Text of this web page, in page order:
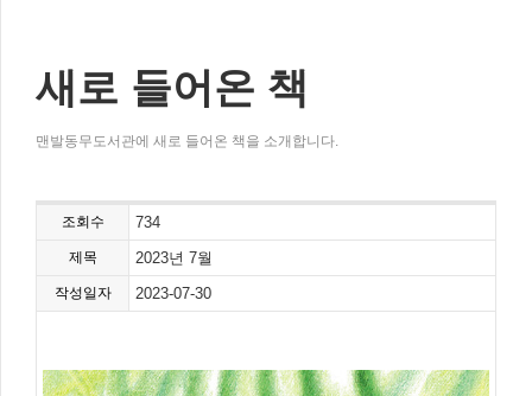
새로 들어온 책
맨발동무도서관에 새로 들어온 책을 소개합니다.
조회수 734
제목 2023년 7월
작성일자 2023-07-30